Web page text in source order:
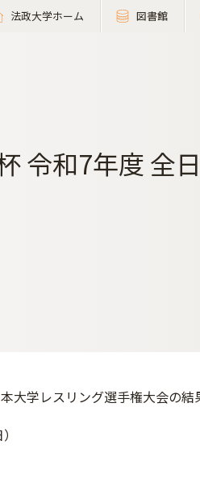
法政大学ホーム 図書館
令和7年度 全
学レスリング選手権大会の結